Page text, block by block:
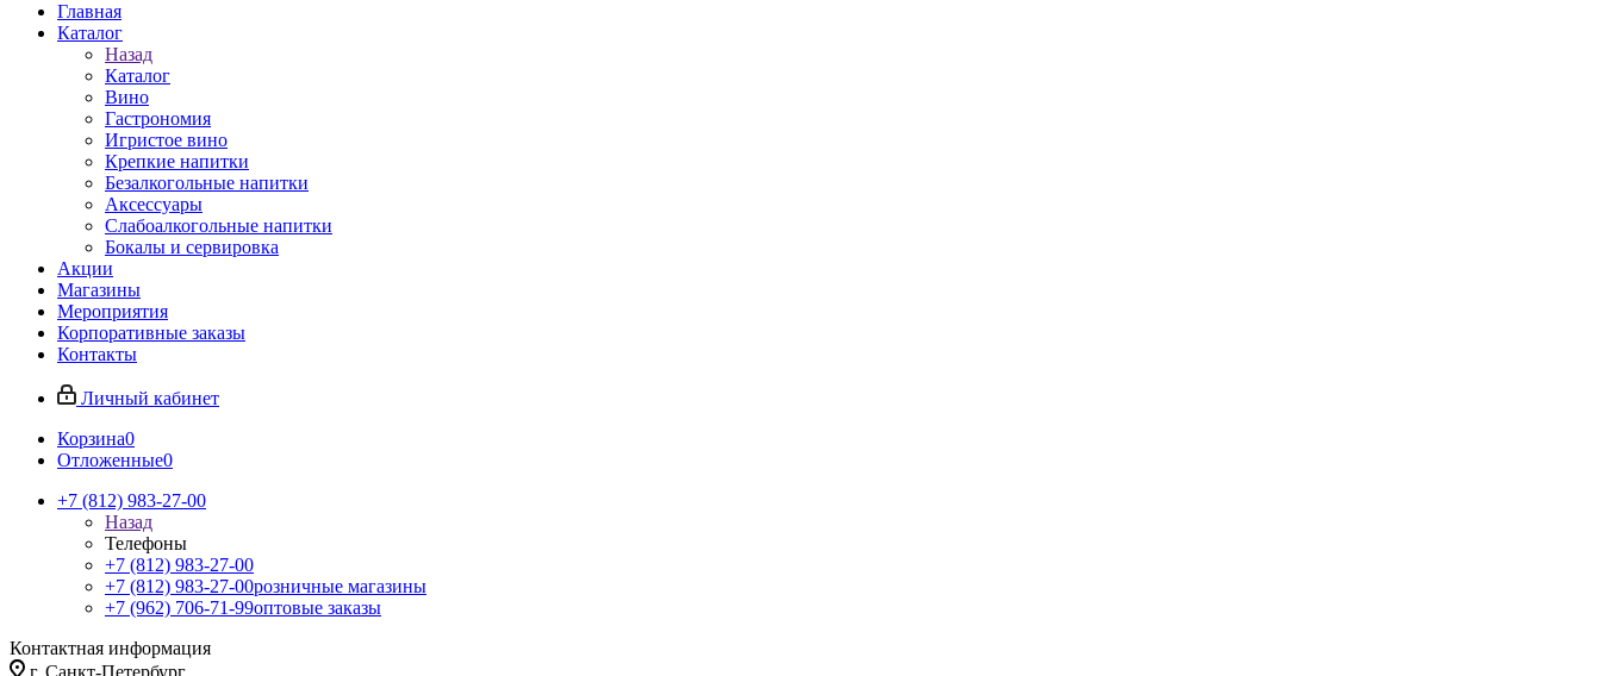
Главная
Каталог
Назад
Каталог
Вино
Гастрономия
Игристое вино
Крепкие напитки
Безалкогольные напитки
Аксессуары
Слабоалкогольные напитки
Бокалы и сервировка
Акции
Магазины
Мероприятия
Корпоративные заказы
Контакты
Личный кабинет
Корзина0
Отложенные0
+7 (812) 983-27-00
Назад
Телефоны
+7 (812) 983-27-00
+7 (812) 983-27-00розничные магазины
+7 (962) 706-71-99оптовые заказы
Контактная информация
г. Санкт-Петербург